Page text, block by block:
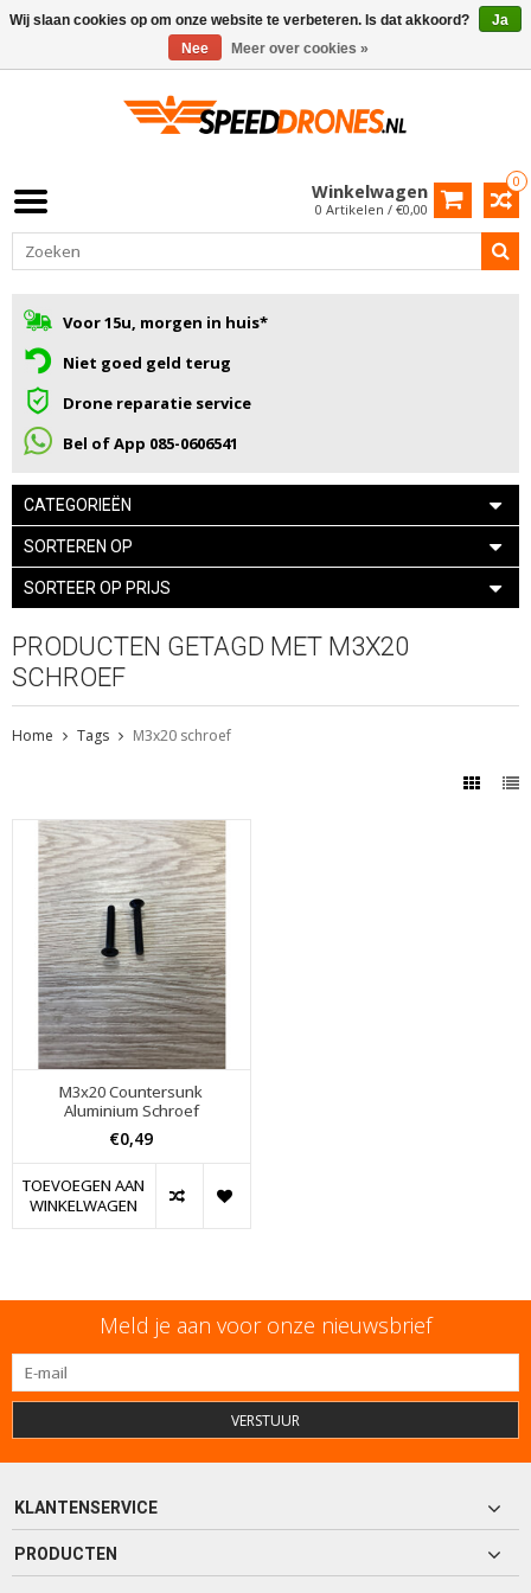
0
Winkelwagen
0 Artikelen / €0,00
Voor 15u, morgen in huis*
Niet goed geld terug
Drone reparatie service
Bel of App 085-0606541
CATEGORIEËN
SORTEREN OP
SORTEER OP PRIJS
PRODUCTEN GETAGD MET M3X20
SCHROEF
Home Tags M3x20 schroef
M3x20 Countersunk
Aluminium Schroef
€0,49
TOEVOEGEN AAN
WINKELWAGEN
Meld je aan voor onze nieuwsbrief
VERSTUUR
KLANTENSERVICE
PRODUCTEN
Wij slaan cookies op om onze website te verbeteren. Is dat akkoord?
Ja
Nee
Meer over cookies »